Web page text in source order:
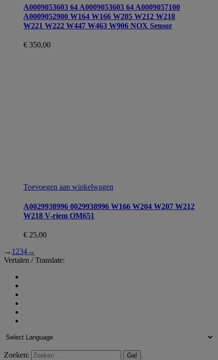
A0009053603 64 A0009053603 64 A0009057100
A0009052900 W164 W166 W205 W212 W218
W221 W222 W447 W463 W906 NOX Sensor
€ 350,00
Toevoegen aan winkelwagen
A0029938996 0029938996 W166 W204 W207 W212
W218 V-riem OM651
€ 25,00
→ 1 234→
Vertalen / Translate:
Zoeken: